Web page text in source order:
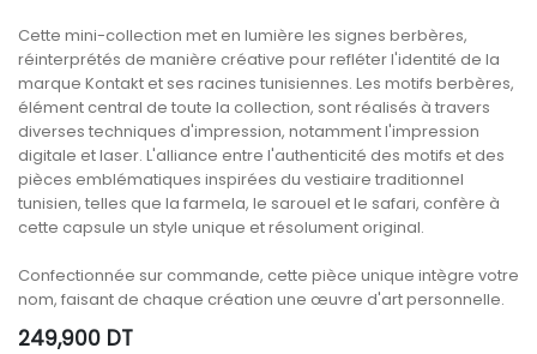
Cette mini-collection met en lumière les signes berbères,
réinterprétés de manière créative pour refléter l'identité de la
marque Kontakt et ses racines tunisiennes. Les motifs berbères,
élément central de toute la collection, sont réalisés à travers
diverses techniques d'impression, notamment l'impression
digitale et laser. L'alliance entre l'authenticité des motifs et des
pièces emblématiques inspirées du vestiaire traditionnel
tunisien, telles que la farmela, le sarouel et le safari, confère à
cette capsule un style unique et résolument original.
Confectionnée sur commande, cette pièce unique intègre votre
nom, faisant de chaque création une œuvre d'art personnelle.
249,900 DT